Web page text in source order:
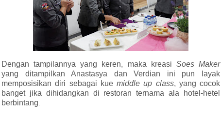
Dengan tampilannya yang keren, maka kreasi Soes Maker
yang ditampilkan Anastasya dan Verdian ini pun layak
memposisikan diri sebagai kue middle up class, yang cocok
banget jika dihidangkan di restoran ternama ala hotel-hetel
berbintang.